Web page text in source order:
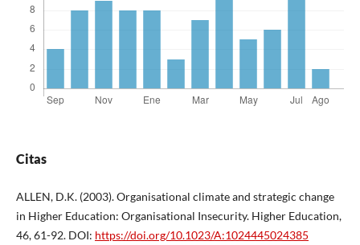
Citas
ALLEN, D.K. (2003). Organisational climate and strategic change
in Higher Education: Organisational Insecurity. Higher Education,
46, 61-92. DOI: https://doi.org/10.1023/A:1024445024385